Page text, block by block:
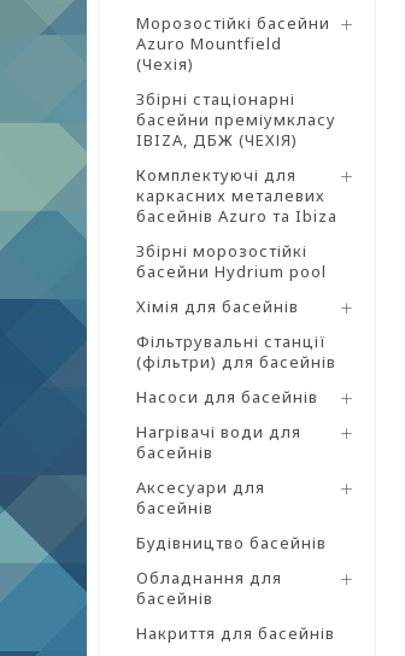
Морозостійкі басейни
Azuro Mountfield
(Чехія)
Збірні стаціонарні
басейни преміумкласу
IBIZA, ДБЖ (ЧЕХІЯ)
Комплектуючі для
каркасних металевих
басейнів Azuro та Ibiza
Збірні морозостійкі
басейни Hydrium pool
Хімія для басейнів
Фільтрувальні станції
(фільтри) для басейнів
Насоси для басейнів
Нагрівачі води для
басейнів
Аксесуари для
басейнів
Будівництво басейнів
Обладнання для
басейнів
Накриття для басейнів